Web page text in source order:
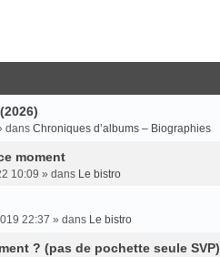
dans Chroniques d’albums – Biographies
moment
10:09 » dans Le bistro
22:37 » dans Le bistro
? (pas de pochette seule SVP)